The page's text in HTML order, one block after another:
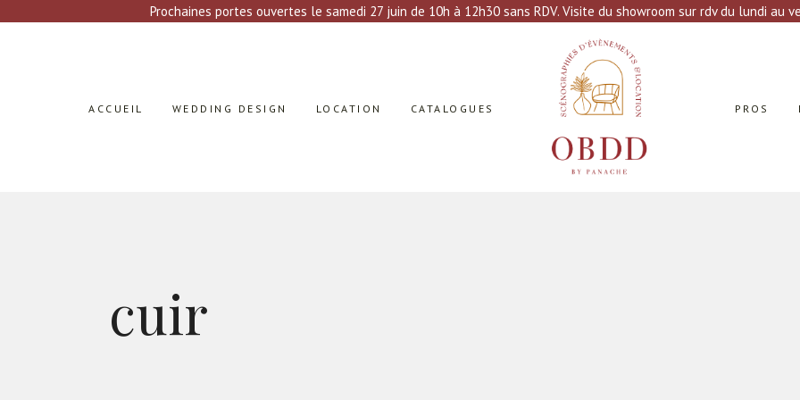
Prochaines portes ouvertes le samedi 27 juin de 10h à 12h30 sans RDV. Visite du showroom sur rdv du lundi au
ACCUEIL WEDDING DESIGN LOCATION CATALOGUES PROS
cuir